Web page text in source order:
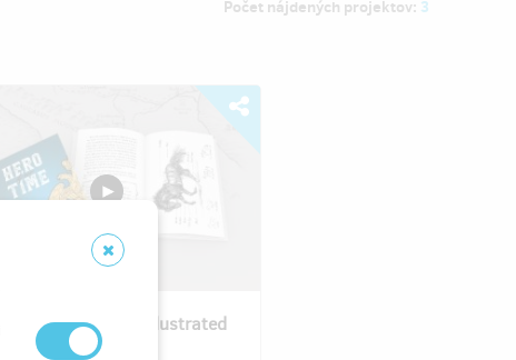
Počet nájdených projektov: 3
of Our Time: an illustrated
in English